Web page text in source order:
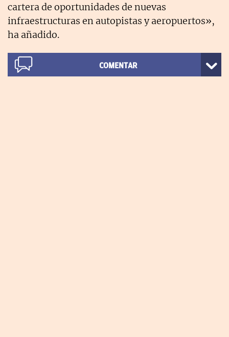
cartera de oportunidades de nuevas
infraestructuras en autopistas y aeropuertos»,
ha añadido.
COMENTAR